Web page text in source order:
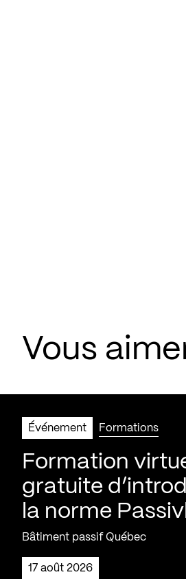
Vous
Événement Formations
Formation
gratuite
la norme
Bâtiment passif Québec
17 août 2026